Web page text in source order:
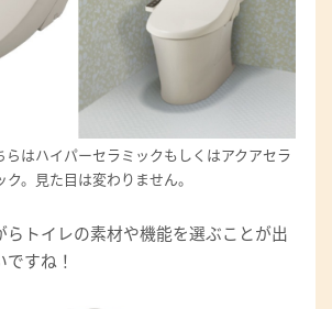
はハイパーセラミックもしくはアクアセラ
ク。見た目は変わりません。
らトイレの素材や機能を選ぶことが出
すね！